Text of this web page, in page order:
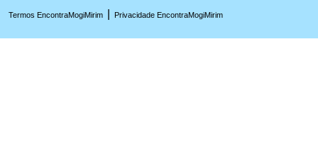
Termos EncontraMogiMirim Privacidade EncontraMogiMirim